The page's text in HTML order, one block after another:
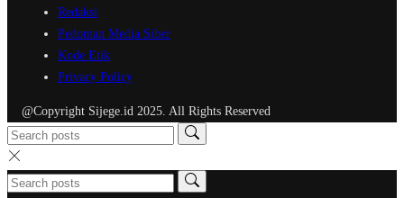
Redaksi
Pedoman Media Siber
Kode Etik
Privacy Policy
@Copyright Sijege.id 2025. All Rights Reserved